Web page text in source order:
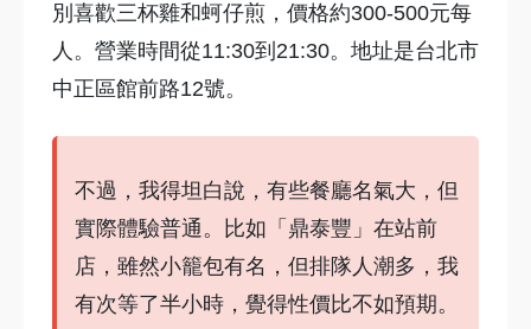
別喜歡三杯雞和蚵仔煎，價格約300-500元每
人。營業時間從11:30到21:30。地址是台北市
中正區館前路12號。
不過，我得坦白說，有些餐廳名氣大，但
實際體驗普通。比如「鼎泰豐」在站前
店，雖然小籠包有名，但排隊人潮多，我
有次等了半小時，覺得性價比不如預期。